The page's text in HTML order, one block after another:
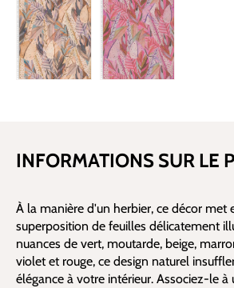
INFORMATIONS SUR LE
À la manière d'un herbier, ce décor met
superposition de feuilles délicatement
nuances de vert, moutarde, beige,
violet et rouge, ce design naturel
élégance à votre intérieur. Associez-le